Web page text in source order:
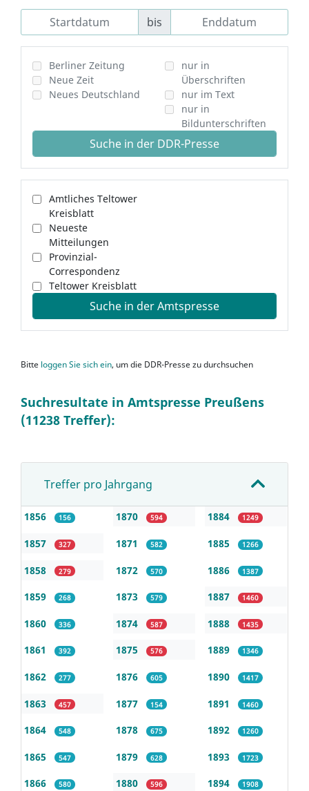
bis
Berliner Zeitung
Neue Zeit
Neues Deutschland
nur in
Überschriften
nur im Text
nur in
Bildunterschriften
Suche in der DDR-Presse
Amtliches Teltower
Kreisblatt
Neueste
Mitteilungen
Provinzial-
Correspondenz
Teltower Kreisblatt
Suche in der Amtspresse
Bitte loggen Sie sich ein, um die DDR-Presse zu durchsuchen
Suchresultate in Amtspresse Preußens
(11238 Treffer):
Treffer pro Jahrgang
1856 156
1857 327
1858 279
1859 268
1860 336
1861 392
1862 277
1863 457
1864 548
1865 547
1866 580
1870 594
1871 582
1872 570
1873 579
1874 587
1875 576
1876 605
1877 154
1878 675
1879 628
1880 596
1884 1249
1885 1266
1886 1387
1887 1460
1888 1435
1889 1346
1890 1417
1891 1460
1892 1260
1893 1723
1894 1908